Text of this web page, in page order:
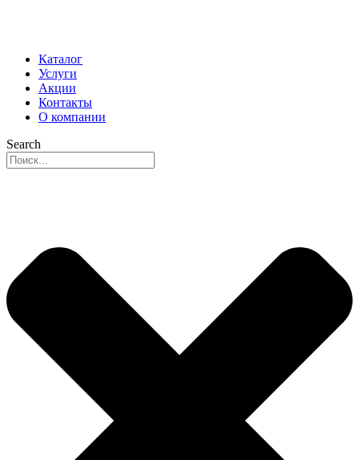
Каталог
Услуги
Акции
Контакты
О компании
Search